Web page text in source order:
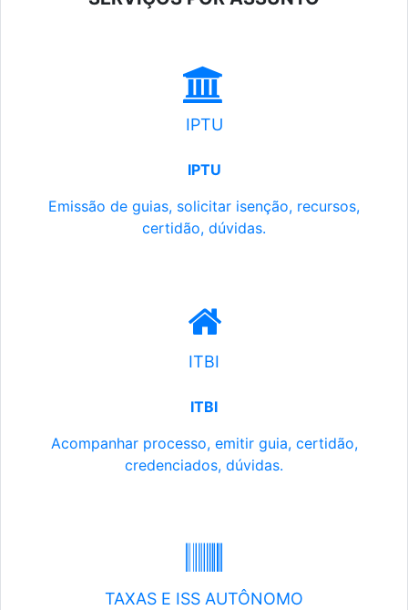
IPTU
IPTU
Emissão de guias, solicitar isenção, recursos,
certidão, dúvidas.
ITBI
ITBI
Acompanhar processo, emitir guia, certidão,
credenciados, dúvidas.
TAXAS E ISS AUTÔNOMO